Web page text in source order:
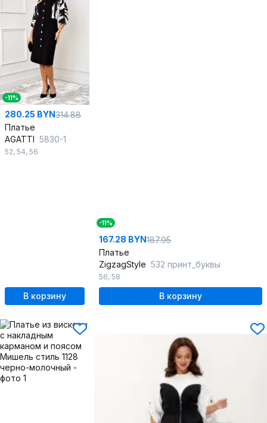
-11%
280.25 BYN314.88
Платье
AGATTI 5830-1
52, 54, 56
В корзину
-11%
167.28 BYN187.95
Платье
ZigzagStyle 532 принт_буквы
56, 58
В корзину